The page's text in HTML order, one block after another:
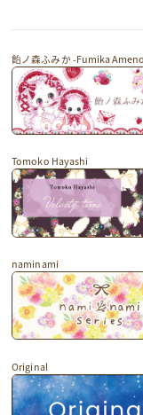
飴ノ森ふみか -Fumika
Tomoko Hayashi
naminami
Original